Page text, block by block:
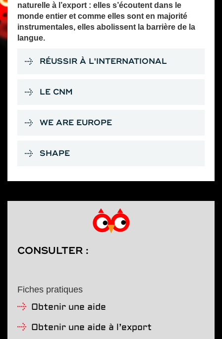
naturelle à l’export : elles s’écoutent dans le
monde entier et comme elles sont en majorité
instrumentales, elles abolissent la barrière de la
langue.
RÉUSSIR À L'INTERNATIONAL
LE CNM
WE ARE EUROPE
SHAPE
CONSULTER :
Fiches pratiques
Obtenir une aide
Obtenir une aide à l’export